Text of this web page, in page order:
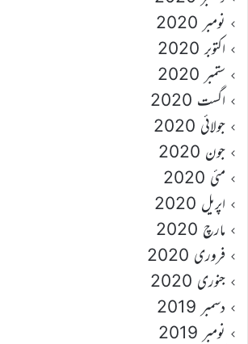
نومبر 2020
اکتوبر 2020
ستمبر 2020
اگست 2020
جولائی 2020
جون 2020
مئی 2020
اپریل 2020
مارچ 2020
فروری 2020
جنوری 2020
دسمبر 2019
نومبر 2019